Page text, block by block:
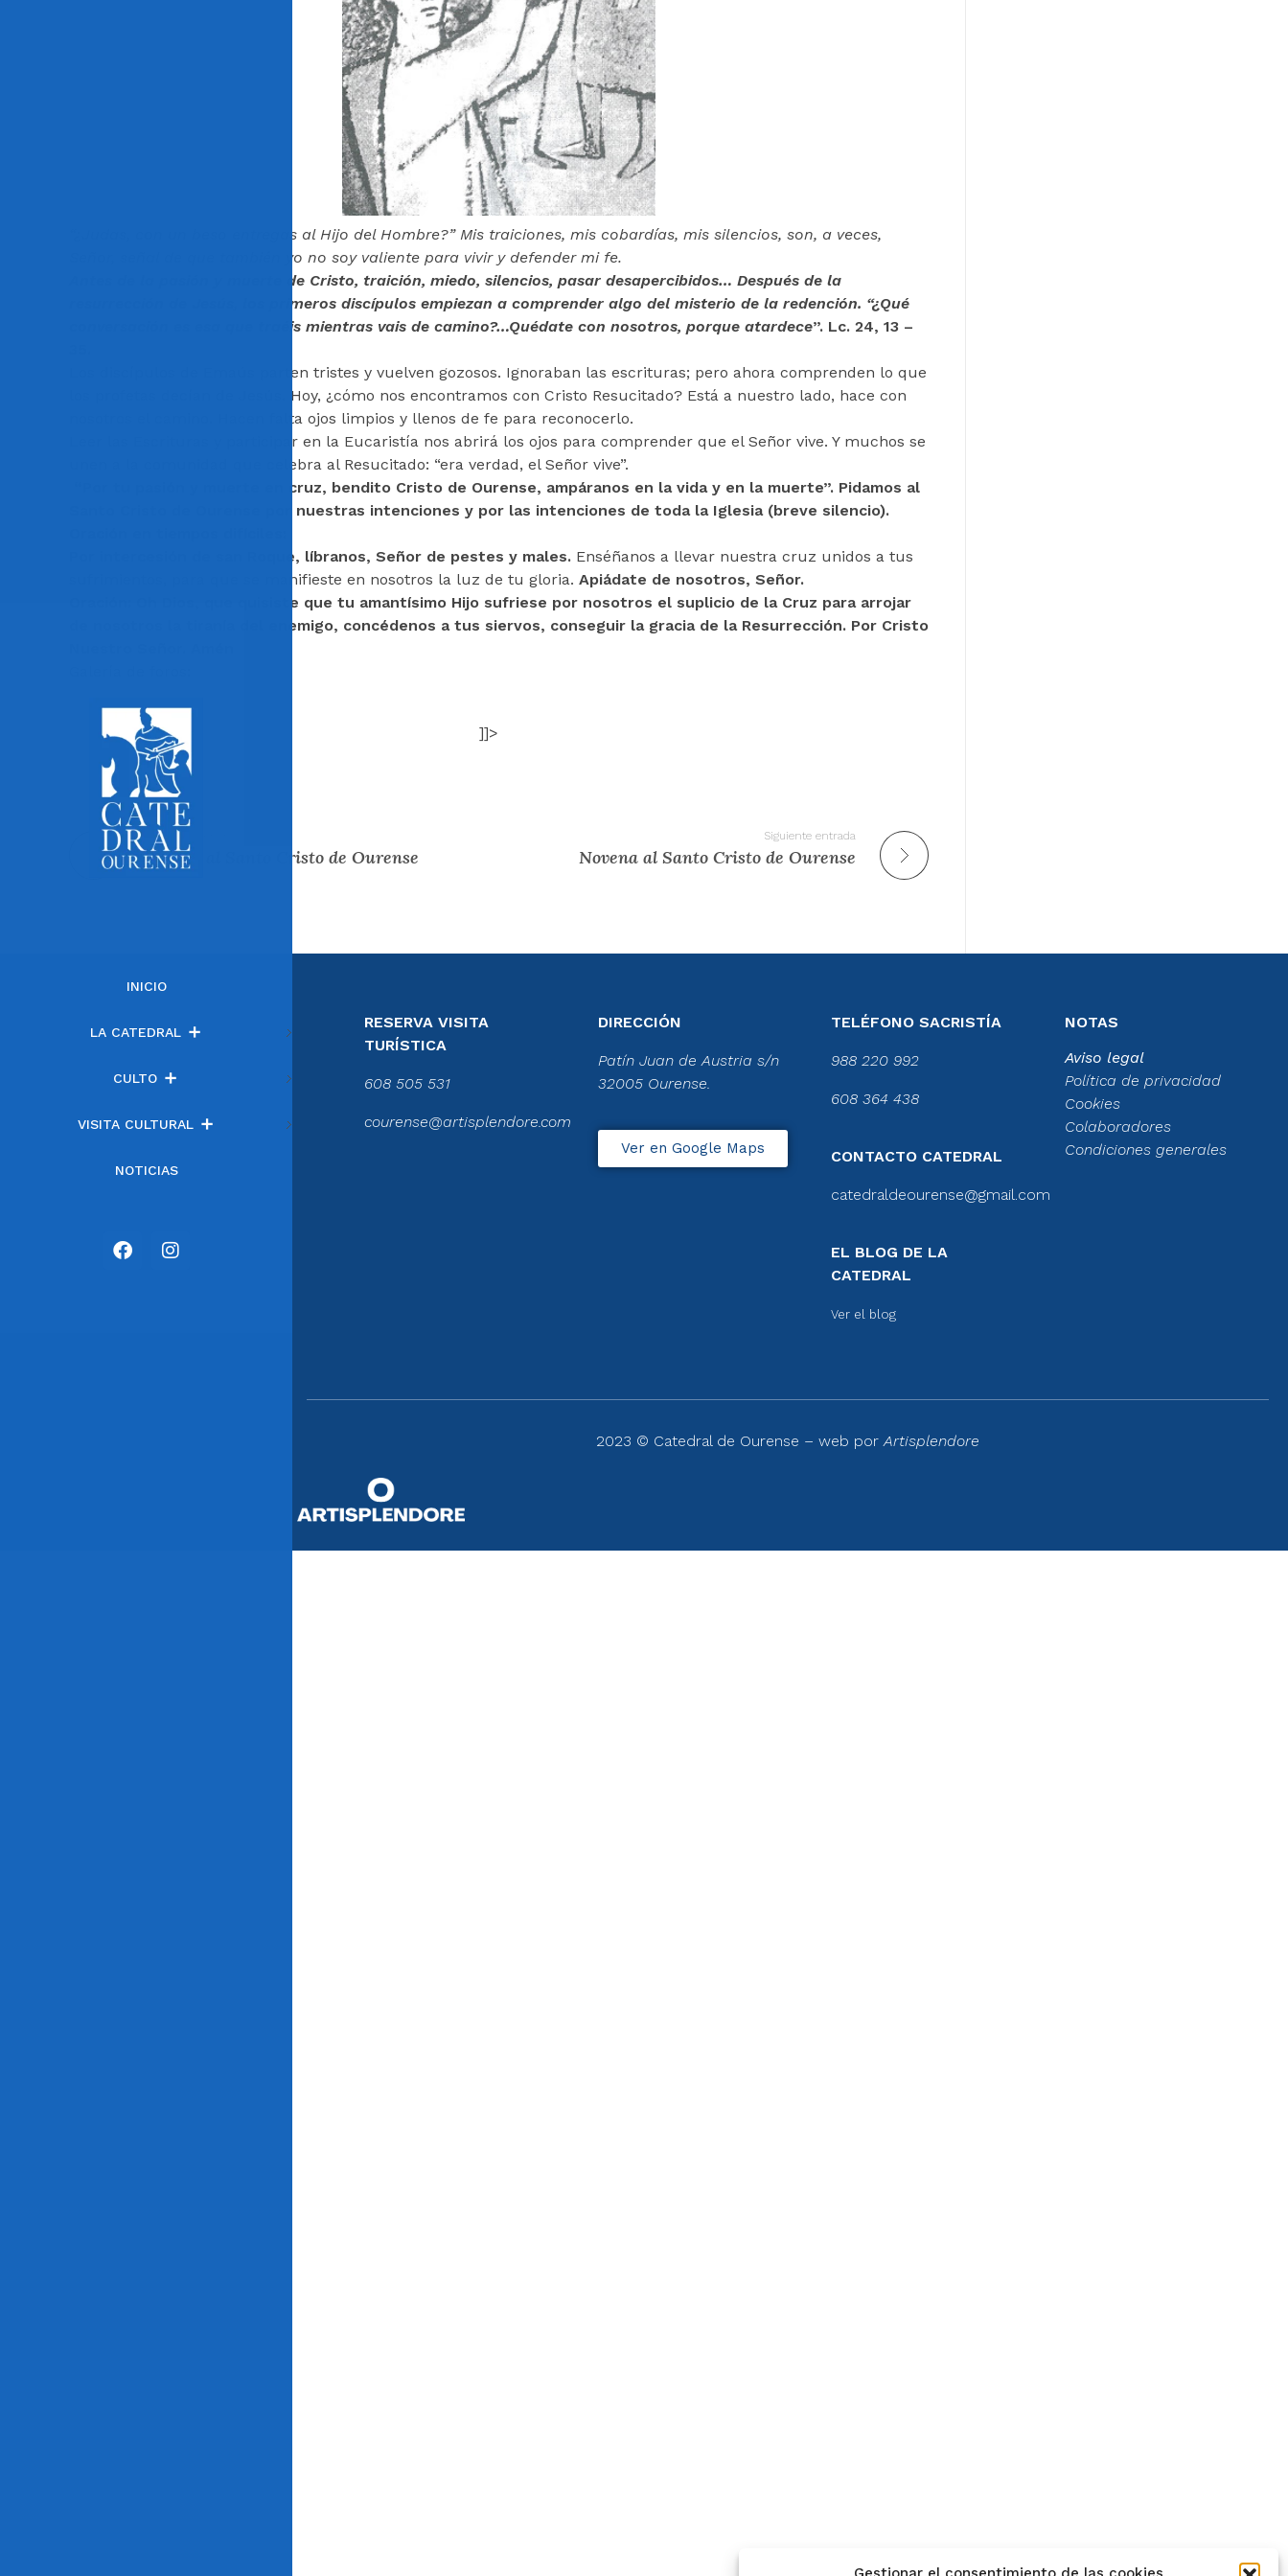
INICIO
LA CATEDRAL
CULTO
VISITA CULTURAL
NOTICIAS
“¿Judas, con un beso entregas al Hijo del Hombre?” Mis traiciones, mis cobardías, mis silencios, son, a veces,
Señor, señal de que también yo no soy valiente para vivir y defender mi fe.
Antes de la pasión y muerte de Cristo, traición, miedo, silencios, pasar desapercibidos… Después de la
resurrección de Jesús, los primeros discípulos empiezan a comprender algo del misterio de la redención. “¿Qué
conversación es esa que traéis mientras vais de camino?…Quédate con nosotros, porque atardece”. Lc. 24, 13 –
Los discípulos de Emaús parten tristes y vuelven gozosos. Ignoraban las escrituras; pero ahora comprenden lo que
los profetas decían de Jesús. Hoy, ¿cómo nos encontramos con Cristo Resucitado? Está a nuestro lado, hace con
nosotros el camino. Hacen falta ojos limpios y llenos de fe para reconocerlo.
Leer las Escrituras y participar en la Eucaristía nos abrirá los ojos para comprender que el Señor vive. Y muchos se
unen a la comunidad que celebra al Resucitado: “era verdad, el Señor vive”.
“Por tu pasión y muerte en cruz, bendito Cristo de Ourense, ampáranos en la vida y en la muerte”. Pidamos al
Santo Cristo de Ourense por nuestras intenciones y por las intenciones de toda la Iglesia (breve silencio).
Por intercesión de san Roque, líbranos, Señor de pestes y males. Enséñanos a llevar nuestra cruz unidos a tus
sufrimientos, para que se manifieste en nosotros la luz de tu gloria. Apiádate de nosotros, Señor.
quisiste que tu amantísimo Hijo sufriese por nosotros el suplicio de la Cruz para arrojar
de nosotros la tiranía del enemigo, concédenos a tus siervos, conseguir la gracia de la Resurrección. Por Cristo
]]>
Entrada anterior
Novena al Santo Cristo de Ourense
Siguiente entrada
Novena al Santo Cristo de Ourense
RESERVA VISITA
TURÍSTICA
608 505 531
courense@artisplendore.com
DIRECCIÓN
Patín Juan de Austria s/n
32005 Ourense.
Ver en Google Maps
TELÉFONO SACRISTÍA
988 220 992
608 364 438
CONTACTO CATEDRAL
catedraldeourense@gmail.com
EL BLOG DE LA
CATEDRAL
Ver el blog
NOTAS
Aviso legal
Política de privacidad
Cookies
Colaboradores
Condiciones generales
2023 © Catedral de Ourense – web porArtisplendore